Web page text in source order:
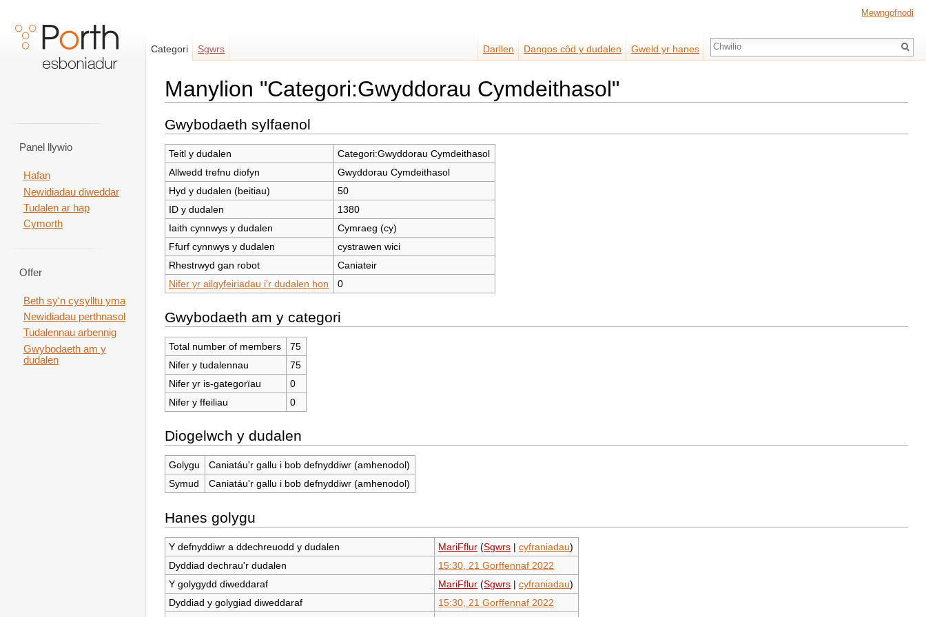
Manylion "Categori:Gwyddorau Cymdeithasol"
Gwybodaeth sylfaenol
Teitl y dudalen
Categori:Gwyddorau Cymdeithasol
Allwedd trefnu diofyn
Gwyddorau Cymdeithasol
Hyd y dudalen (beitiau)
50
ID y dudalen
1380
Iaith cynnwys y dudalen
Cymraeg (cy)
Ffurf cynnwys y dudalen
cystrawen wici
Rhestrwyd gan robot
Caniateir
Nifer yr ailgyfeiriadau i'r dudalen hon
0
Gwybodaeth am y categori
Total number of members
75
Nifer y tudalennau
75
Nifer yr is-gategorïau
0
Nifer y ffeiliau
0
Diogelwch y dudalen
Golygu
Caniatáu'r gallu i bob defnyddiwr (amhenodol)
Symud
Caniatáu'r gallu i bob defnyddiwr (amhenodol)
Hanes golygu
Y defnyddiwr a ddechreuodd y dudalen MariFflur (Sgwrs |cyfraniadau)
Dyddiad dechrau'r dudalen
15:30, 21 Gorffennaf 2022
Y golygydd diweddaraf
MariFflur (Sgwrs |cyfraniadau)
Dyddiad y golygiad diweddaraf
15:30, 21 Gorffennaf 2022
Mewngofnodi
Categori Sgwrs Darllen Dangos côd y dudalen Gweld yr hanes
Chwilio
Panel llywio
Hafan
Newidiadau diweddar
Tudalen ar hap
Cymorth
Offer
Beth sy'n cysylltu yma
Newidiadau perthnasol
Tudalennau arbennig
Gwybodaeth am y
dudalen